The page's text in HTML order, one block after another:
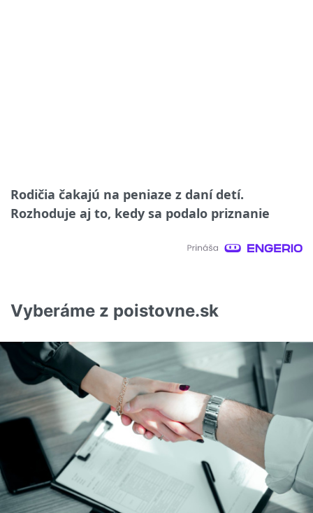
Rodičia čakajú na peniaze z daní detí.
Rozhoduje aj to, kedy sa podalo priznanie
Vyberáme z poistovne.sk